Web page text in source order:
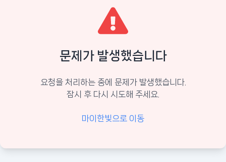
문제가 발생했습니다
요청을 처리하는 중에 문제가 발생했습니다.
잠시 후 다시 시도해 주세요.
마이한빛으로 이동